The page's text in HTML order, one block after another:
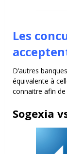
Les
D’autres
équivalente à
connaitre afin
Sogexia